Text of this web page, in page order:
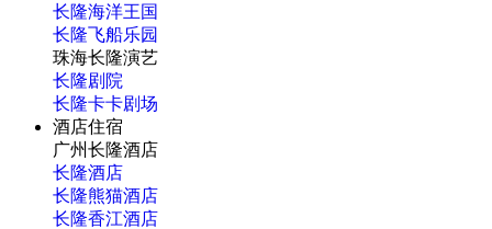
长隆海洋王国
长隆飞船乐园
珠海长隆演艺
长隆剧院
长隆卡卡剧场
酒店住宿
广州长隆酒店
长隆酒店
长隆熊猫酒店
长隆香江酒店